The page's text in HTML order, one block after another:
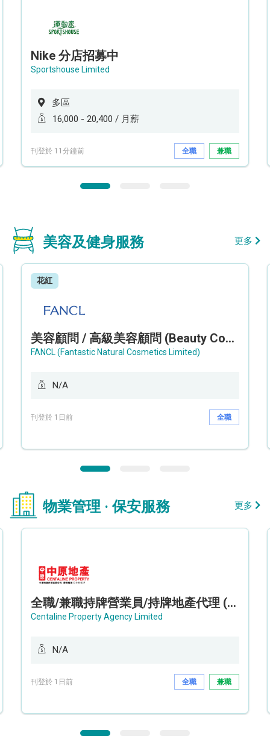
Nike 分店招募中
Sportshouse Limited
多區
16,000 - 20,400 / 月薪
刊登於 11分鐘前 全職 兼職
美容及健身服務 更多
花紅
美容顧問 / 高級美容顧問 (Beauty Consultant / Senior Beauty Consultant)
FANCL (Fantastic Natural Cosmetics Limited)
N/A
刊登於 1日前 全職
物業管理 · 保安服務 更多
全職/兼職持牌營業員/持牌地產代理 (長沙灣/將軍澳/油塘)
Centaline Property Agency Limited
N/A
刊登於 1日前 全職 兼職